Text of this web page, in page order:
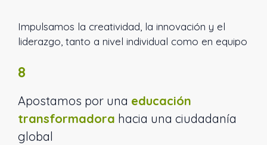
Impulsamos la creatividad, la innovación y el
liderazgo, tanto a nivel individual como en equipo
8
Apostamos por una educación
transformadora hacia una ciudadanía
global